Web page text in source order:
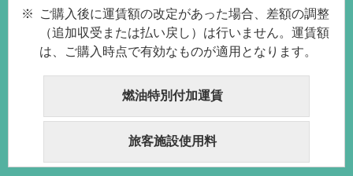
ご購入後に運賃額の改定があった場合、差額の調整
（追加収受または払い戻し）は行いません。運賃額
は、ご購入時点で有効なものが適用となります。
燃油特別付加運賃
旅客施設使用料